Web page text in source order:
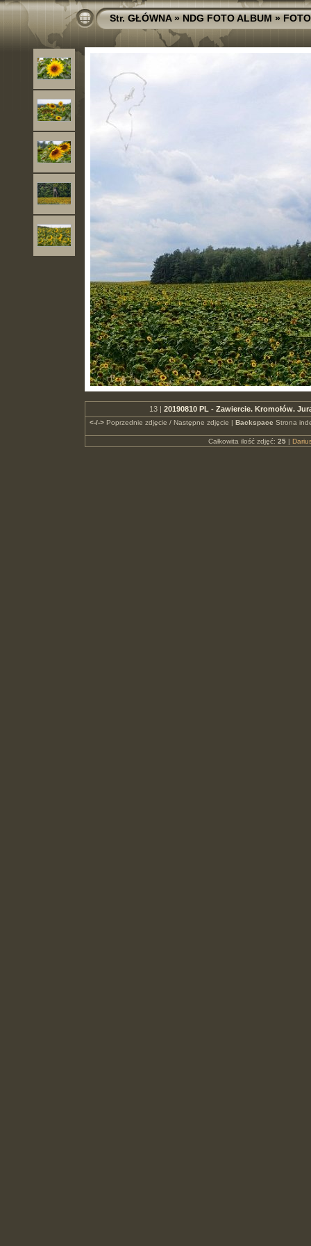
Str. GŁÓWNA»NDG FOTO ALBUM»
13 | 20190810 PL - Zawiercie. Kromołów.
<-/->Poprzednie zdjęcie / Następne zdjęcie | Backspace Strona
Całkowita ilość zdjęć: 25|